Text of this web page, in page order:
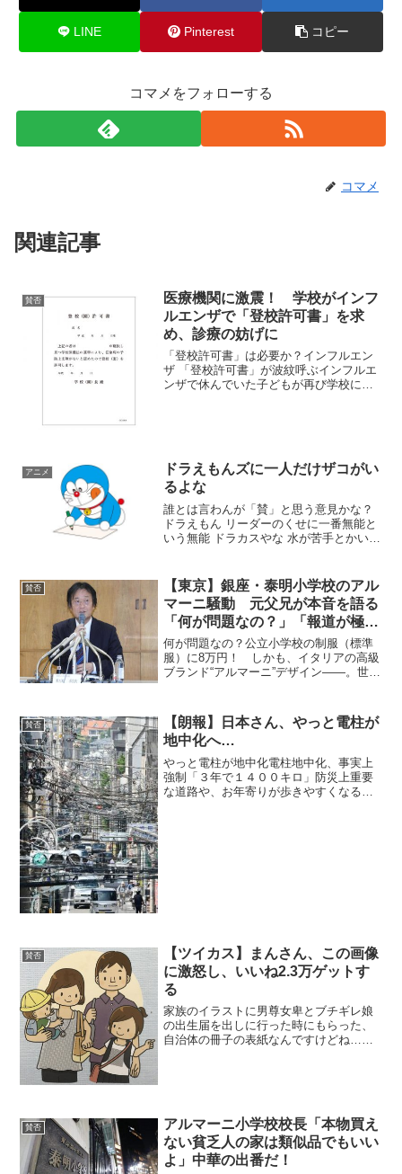
LINE Pinterest コピー
コマメをフォローする
コマメ
関連記事
賛否
医療機関に激震！ 学校がインフ
ルエンザで「登校許可書」を求
め、診療の妨げに
「登校許可書」は必要か？インフルエン
ザ 「登校許可書」が波紋呼ぶインフルエ
ンザで休んでいた子どもが再び学校に通
アニメ
ドラえもんズに一人だけザコがい
るよな
誰とは言わんが「賛」と思う意見かな？
ドラえもん リーダーのくせに一番無能と
いう無能 ドラカスやな 水が苦手とかいう
いガイジおるよな「否」と思う意見か
な？ ドラニコフ...
賛否
【東京】銀座・泰明小学校のアル
マーニ騒動 元父兄が本音を語る
「何が問題なの？」「報道が極
端」
何が問題なの？公立小学校の制服（標準
服）に8万円！ しかも、イタリアの高級
ブランド“アルマーニ”デザイン――。世間
何しろ、ところは銀座の真ん中に立つ泰
明小学校なのである...
賛否
【朗報】日本さん、やっと電柱が
地中化へ…
やっと電柱が地中化電柱地中化、事実上
強制「３年で１４００キロ」防災上重要
な道路や、お年寄りが歩きやすくなるバ
賛否
【ツイカス】まんさん、この画像
に激怒し、いいね2.3万ゲットす
る
家族のイラストに男尊女卑とブチギレ娘
の出生届を出しに行った時にもらった、
自治体の冊子の表紙なんですけどね…お
賛否
アルマーニ小学校校長「本物買え
ない貧乏人の家は類似品でもいい
よ」中華の出番だ！